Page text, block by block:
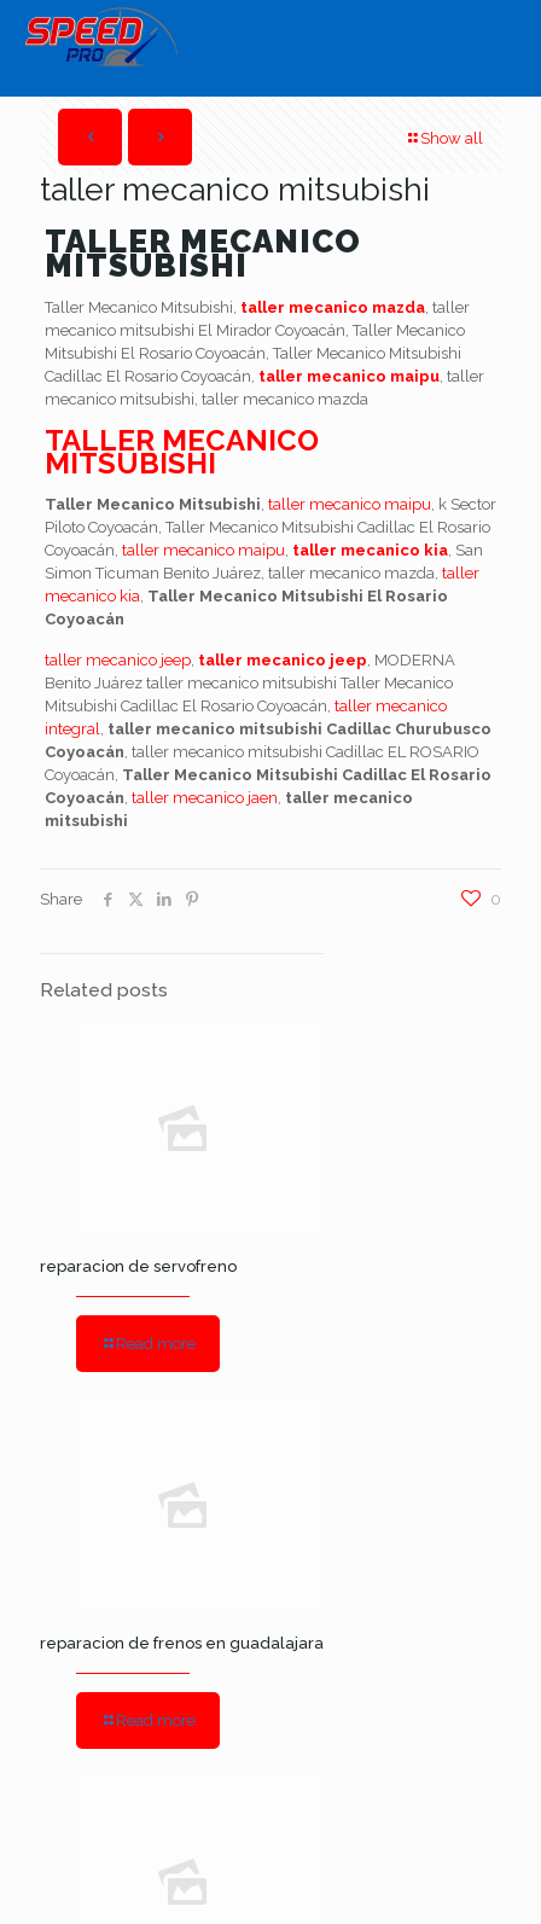
Show all
taller mecanico mitsubishi
TALLER MECANICO
MITSUBISHI
Taller Mecanico Mitsubishi, taller mecanico mazda, taller
mecanico mitsubishi El Mirador Coyoacán, Taller Mecanico
Mitsubishi El Rosario Coyoacán, Taller Mecanico Mitsubishi
Cadillac El Rosario Coyoacán, taller mecanico maipu, taller
mecanico mitsubishi, taller mecanico mazda
TALLER MECANICO
MITSUBISHI
Taller Mecanico Mitsubishi, taller mecanico maipu, k Sector
Piloto Coyoacán, Taller Mecanico Mitsubishi Cadillac El Rosario
Coyoacán, taller mecanico maipu, taller mecanico kia, San
Simon Ticuman Benito Juárez, taller mecanico mazda, taller
mecanico kia, Taller Mecanico Mitsubishi El Rosario
Coyoacán
taller mecanico jeep, taller mecanico jeep, MODERNA
Benito Juárez taller mecanico mitsubishi Taller Mecanico
Mitsubishi Cadillac El Rosario Coyoacán, taller mecanico
integral, taller mecanico mitsubishi Cadillac Churubusco
Coyoacán, taller mecanico mitsubishi Cadillac EL ROSARIO
Coyoacán, Taller Mecanico Mitsubishi Cadillac El Rosario
Coyoacán, taller mecanico jaen, taller mecanico
mitsubishi
Share 0
Related posts
reparacion de servofreno
Read more
reparacion de frenos en guadalajara
Read more